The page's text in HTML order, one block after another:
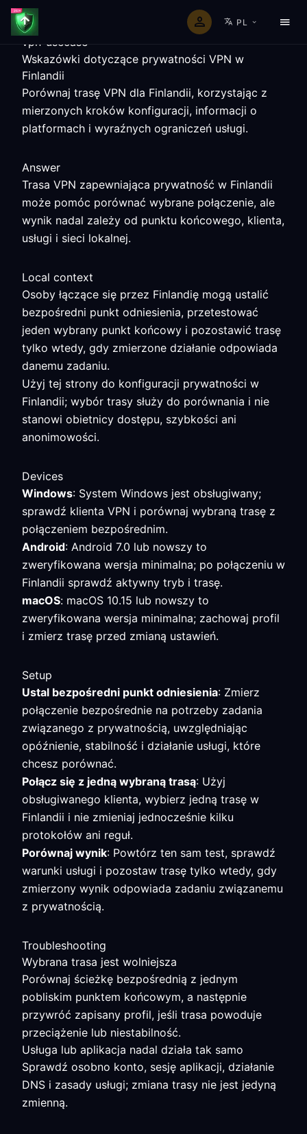
PL
vpn-usecase
Wskazówki dotyczące prywatności VPN w
Finlandii
Porównaj trasę VPN dla Finlandii, korzystając z
mierzonych kroków konfiguracji, informacji o
platformach i wyraźnych ograniczeń usługi.
Answer
Trasa VPN zapewniająca prywatność w Finlandii
może pomóc porównać wybrane połączenie, ale
wynik nadal zależy od punktu końcowego, klienta,
usługi i sieci lokalnej.
Local context
Osoby łączące się przez Finlandię mogą ustalić
bezpośredni punkt odniesienia, przetestować
jeden wybrany punkt końcowy i pozostawić trasę
tylko wtedy, gdy zmierzone działanie odpowiada
danemu zadaniu.
Użyj tej strony do konfiguracji prywatności w
Finlandii; wybór trasy służy do porównania i nie
stanowi obietnicy dostępu, szybkości ani
anonimowości.
Devices
Windows: System Windows jest obsługiwany;
sprawdź klienta VPN i porównaj wybraną trasę z
połączeniem bezpośrednim.
Android: Android 7.0 lub nowszy to
zweryfikowana wersja minimalna; po połączeniu w
Finlandii sprawdź aktywny tryb i trasę.
macOS: macOS 10.15 lub nowszy to
zweryfikowana wersja minimalna; zachowaj profil
i zmierz trasę przed zmianą ustawień.
Setup
Ustal bezpośredni punkt odniesienia: Zmierz
połączenie bezpośrednie na potrzeby zadania
związanego z prywatnością, uwzględniając
opóźnienie, stabilność i działanie usługi, które
chcesz porównać.
Połącz się z jedną wybraną trasą: Użyj
obsługiwanego klienta, wybierz jedną trasę w
Finlandii i nie zmieniaj jednocześnie kilku
protokołów ani reguł.
Porównaj wynik: Powtórz ten sam test, sprawdź
warunki usługi i pozostaw trasę tylko wtedy, gdy
zmierzony wynik odpowiada zadaniu związanemu
z prywatnością.
Troubleshooting
Wybrana trasa jest wolniejsza
Porównaj ścieżkę bezpośrednią z jednym
pobliskim punktem końcowym, a następnie
przywróć zapisany profil, jeśli trasa powoduje
przeciążenie lub niestabilność.
Usługa lub aplikacja nadal działa tak samo
Sprawdź osobno konto, sesję aplikacji, działanie
DNS i zasady usługi; zmiana trasy nie jest jedyną
zmienną.